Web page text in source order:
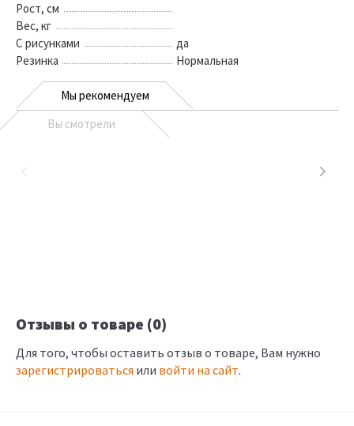
Рост, см
Вес, кг
С рисунками
да
Резинка
Нормальная
Мы рекомендуем
Вы смотрели
Отзывы о товаре (0)
Для того, чтобы оставить отзыв о товаре, Вам нужно
зарегистрироваться или войти на сайт.